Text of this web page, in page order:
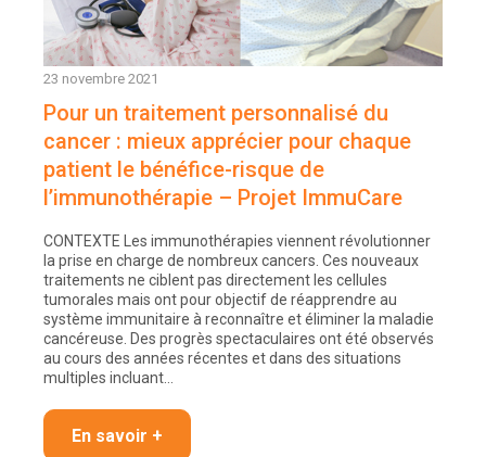
23 novembre 2021
Pour un traitement personnalisé du
cancer : mieux apprécier pour chaque
patient le bénéfice-risque de
l’immunothérapie – Projet ImmuCare
CONTEXTE Les immunothérapies viennent révolutionner
la prise en charge de nombreux cancers. Ces nouveaux
traitements ne ciblent pas directement les cellules
tumorales mais ont pour objectif de réapprendre au
système immunitaire à reconnaître et éliminer la maladie
cancéreuse. Des progrès spectaculaires ont été observés
au cours des années récentes et dans des situations
multiples incluant…
En savoir +